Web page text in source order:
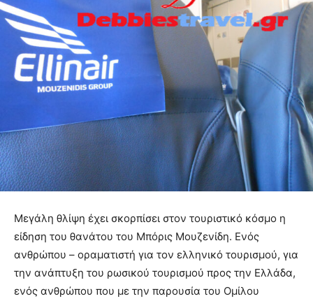
Μεγάλη θλίψη έχει σκορπίσει στον τουριστικό κόσμο η
είδηση του θανάτου του Μπόρις Μουζενίδη. Ενός
ανθρώπου – οραματιστή για τον ελληνικό τουρισμού, για
την ανάπτυξη του ρωσικού τουρισμού προς την Ελλάδα,
ενός ανθρώπου που με την παρουσία του Ομίλου